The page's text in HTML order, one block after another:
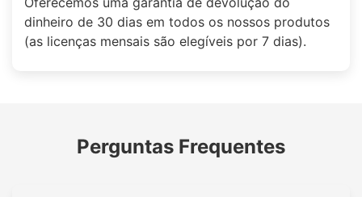
dinheiro de 30 dias em todos os nossos produtos
(as licenças mensais são elegíveis por 7 dias).
Perguntas Frequentes